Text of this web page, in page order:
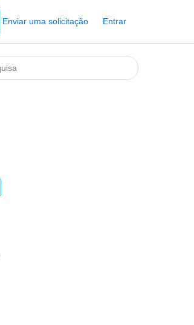
Enviar uma solicitação Entrar